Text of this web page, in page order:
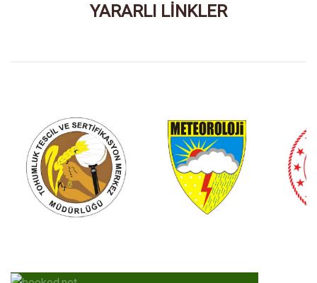
YARARLI LİNKLER